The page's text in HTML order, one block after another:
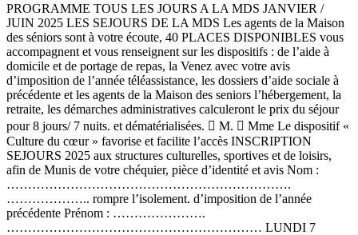
PROGRAMME TOUS LES JOURS A LA MDS JANVIER /
JUIN 2025 LES SEJOURS DE LA MDS Les agents de la Maison
des séniors sont à votre écoute, 40 PLACES DISPONIBLES vous
accompagnent et vous renseignent sur les dispositifs : de l’aide à
domicile et de portage de repas, la Venez avec votre avis
d’imposition de l’année téléassistance, les dossiers d’aide sociale à
précédente et les agents de la Maison des seniors l’hébergement, la
retraite, les démarches administratives calculeront le prix du séjour
pour 8 jours/ 7 nuits. et dématérialisées.  M.  Mme Le dispositif «
Culture du cœur » favorise et facilite l’accès INSCRIPTION
SEJOURS 2025 aux structures culturelles, sportives et de loisirs,
afin de Munis de votre chéquier, pièce d’identité et avis Nom :
………………………………………………………….
……………….. rompre l’isolement. d’imposition de l’année
précédente Prénom : ………………….
…………………………………………………… LUNDI 7